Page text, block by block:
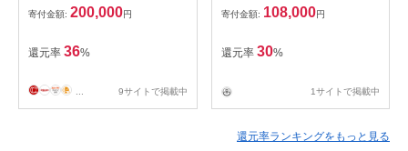
寄付金額: 200,000円
還元率 36%
... 9サイトで掲載中
寄付金額: 108,000円
還元率 30%
1サイトで掲載中
還元率ランキングをもっと見る